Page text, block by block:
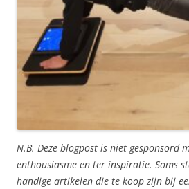
N.B. Deze blogpost is niet gesponsord
enthousiasme en ter inspiratie. Soms
handige artikelen die te koop zijn bij